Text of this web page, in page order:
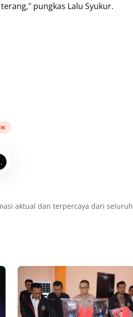
pungkas Lalu Syukur.
aktual dan terpercaya dari seluruh